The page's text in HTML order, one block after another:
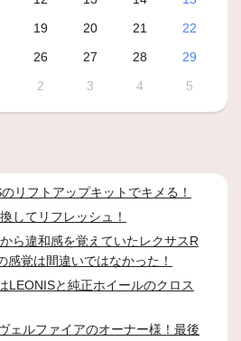
19 20 21
22
26 27 28
29
2 3 4 5
リフトアップキットでキメる！
してリフレッシュ！
ら違和感を覚えていたレクサスR
感覚は間違いではなかった！
LEONISと純正ホイールのクロス
ェルファイアのオーナー様！最後